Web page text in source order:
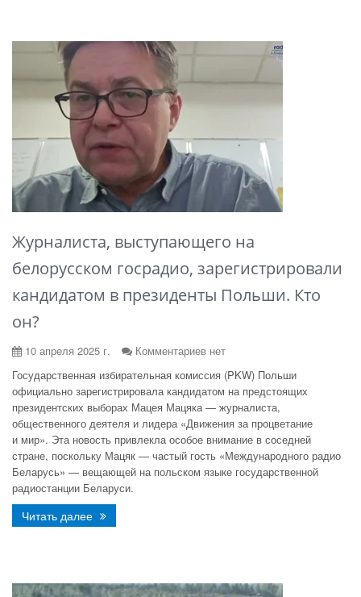
Журналиста, выступающего на
белорусском госрадио, зарегистрировали
кандидатом в президенты Польши. Кто
он?
10 апреля 2025 г.
Комментариев нет
Государственная избирательная комиссия (PKW) Польши
официально зарегистрировала кандидатом на предстоящих
президентских выборах Мацея Мацяка — журналиста,
общественного деятеля и лидера «Движения за процветание
и мир». Эта новость привлекла особое внимание в соседней
стране, поскольку Мацяк — частый гость «Международного радио
Беларусь» — вещающей на польском языке государственной
радиостанции Беларуси.
Читать далее